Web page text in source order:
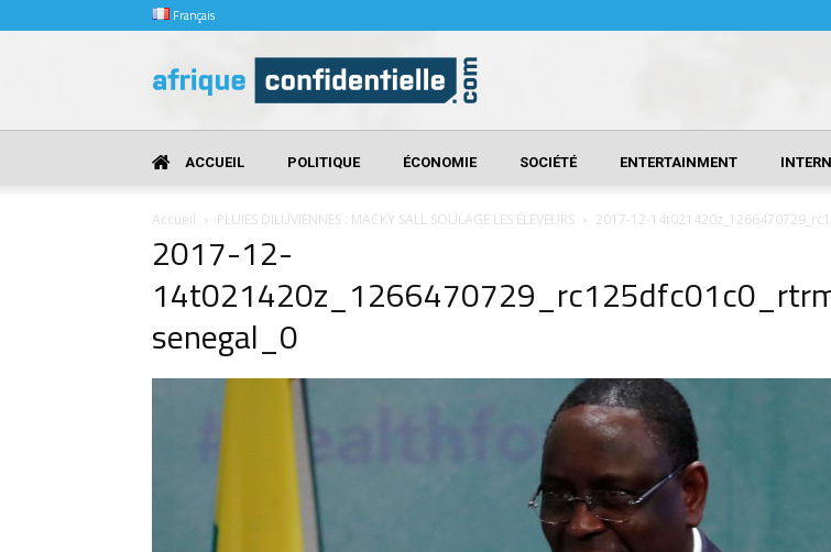
Français
Confidentielle
ACCUEIL POLITIQUE ÉCONOMIE SOCIÉTÉ ENTERTAINMENT
Accueil PLUIES DILUVIENNES : MACKY SALL SOULAGE LES ÉLEVEURS 2017-12-
2017-12-
senegal_0